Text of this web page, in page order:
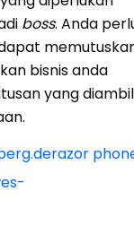
boss. Anda
bisnis anda
yang diambil
razor